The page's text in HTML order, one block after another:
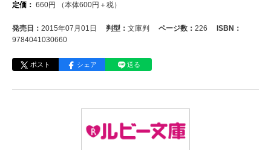
定価： 660円 （本体600円＋税）
発売日： 2015年07月01日 判型： 文庫判 ページ数： 226
ISBN：
9784041030660
ポスト シェア 送る